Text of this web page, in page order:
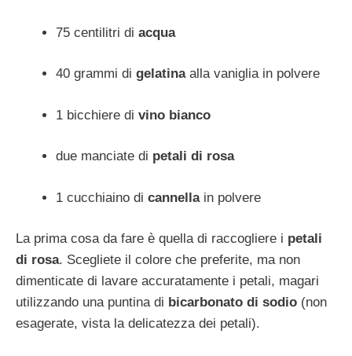
75 centilitri di acqua
40 grammi di gelatinaalla vaniglia in polvere
1 bicchiere di vino bianco
due manciate di petali di rosa
1 cucchiaino di cannella in polvere
La prima cosa da fare è quella di raccogliere i petali
di rosa. Scegliete il colore che preferite, ma non
dimenticate di lavare accuratamente i petali, magari
utilizzando una puntina di bicarbonato di sodio (non
esagerate, vista la delicatezza dei petali).